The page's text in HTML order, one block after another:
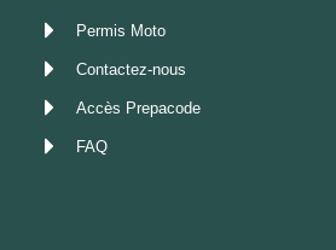
Permis Moto
Contactez-nous
Accès Prepacode
FAQ